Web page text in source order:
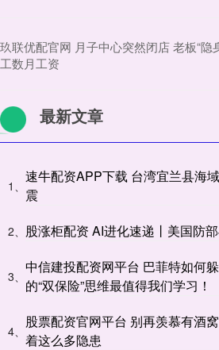
玖联优配官网 月子中心突然闭店 老板“隐
工数月工资
最新文章
1、
速牛配资APP下载 台湾宜兰县海
震
2、 股涨柜配资 AI进化速递丨美国防
3、
中信建投配资网平台 巴菲特如何
的“双保险”思维最值得我们学习！
4、
股票配资官网平台 别再羡慕有酒
着这么多隐患